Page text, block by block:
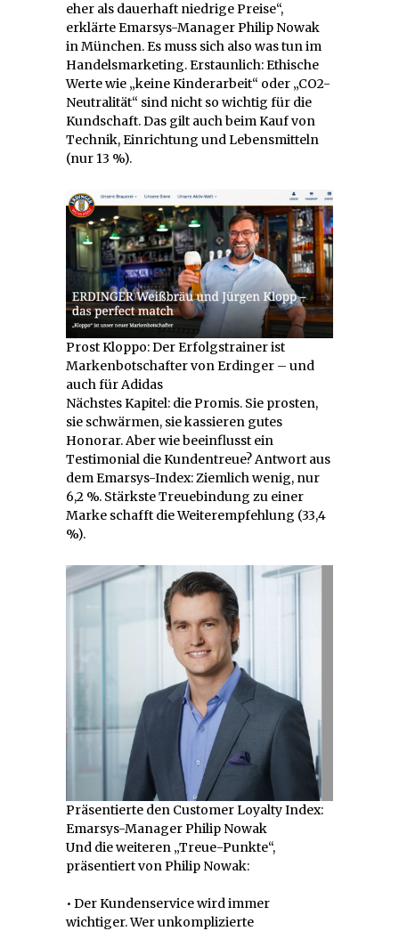
eher als dauerhaft niedrige Preise“,
erklärte Emarsys-Manager Philip Nowak
in München. Es muss sich also was tun im
Handelsmarketing. Erstaunlich: Ethische
Werte wie „keine Kinderarbeit“ oder „CO2-
Neutralität“ sind nicht so wichtig für die
Kundschaft. Das gilt auch beim Kauf von
Technik, Einrichtung und Lebensmitteln
(nur 13 %).
Prost Kloppo: Der Erfolgstrainer ist
Markenbotschafter von Erdinger – und
auch für Adidas
Nächstes Kapitel: die Promis. Sie prosten,
sie schwärmen, sie kassieren gutes
Honorar. Aber wie beeinflusst ein
Testimonial die Kundentreue? Antwort aus
dem Emarsys-Index: Ziemlich wenig, nur
6,2 %. Stärkste Treuebindung zu einer
Marke schafft die Weiterempfehlung (33,4
%).
Präsentierte den Customer Loyalty Index:
Emarsys-Manager Philip Nowak
Und die weiteren „Treue-Punkte“,
präsentiert von Philip Nowak:
• Der Kundenservice wird immer
wichtiger. Wer unkomplizierte